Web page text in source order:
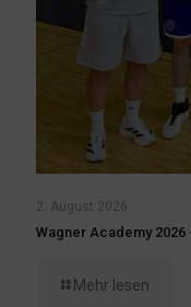
2. August 2026
Wagner Academy
Mehr lesen